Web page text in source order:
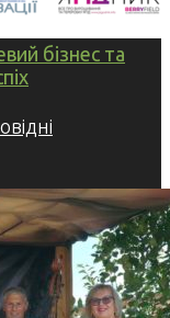
бізнес та